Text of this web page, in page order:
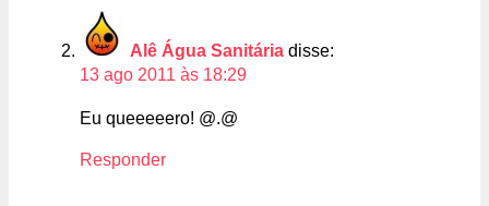
Alê Água Sanitária disse:
13 ago 2011 às 18:29
Eu queeeeero! @.@
Responder